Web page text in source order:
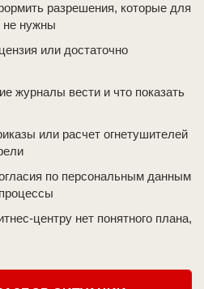
разрешения, которые для
не нужны
или достаточно
журналы вести и что показать
или расчет огнетушителей
по персональным данным
центру нет понятного плана,